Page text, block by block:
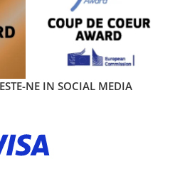
NE IN SOCIAL MEDIA